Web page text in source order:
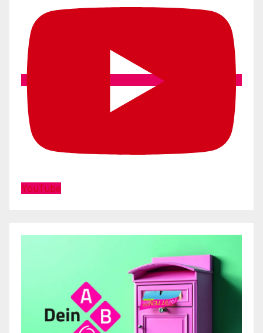
YouTube